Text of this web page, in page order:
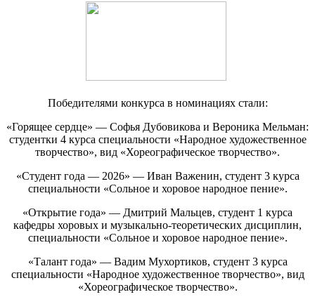
Победителями конкурса в номинациях стали:
«Горящее сердце» — Софья Дубовикова и Вероника Мельман:
студентки 4 курса специальности «Народное художественное
творчество», вид «Хореографическое творчество».
«Студент года — 2026» — Иван Важенин, студент 3 курса
специальности «Сольное и хоровое народное пение».
«Открытие года» — Дмитрий Мальцев, студент 1 курса
кафедры хоровых и музыкально-теоретических дисциплин,
специальности «Сольное и хоровое народное пение».
«Талант года» — Вадим Мухортиков, студент 3 курса
специальности «Народное художественное творчество», вид
«Хореографическое творчество».